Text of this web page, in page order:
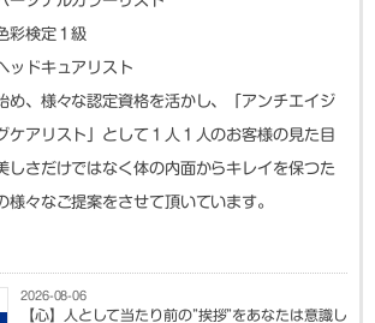
彩検定１級
ッドキュアリスト
め、様々な認定資格を活かし、「アンチエイジ
ケアリスト」として１人１人のお客様の見た目
しさだけではなく体の内面からキレイを保つた
様々なご提案をさせて頂いています。
2026-08-06
【心】人として当たり前の”挨拶”をあなたは意識し